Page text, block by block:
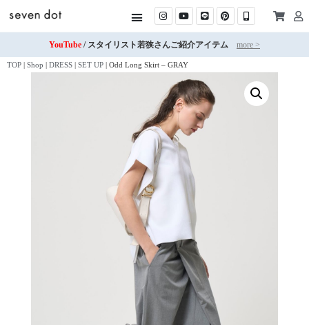
YouTube / スタイリスト若狭さんご紹介アイテム more >
TOP Shop DRESS SET UP Odd Long Skirt – GRAY